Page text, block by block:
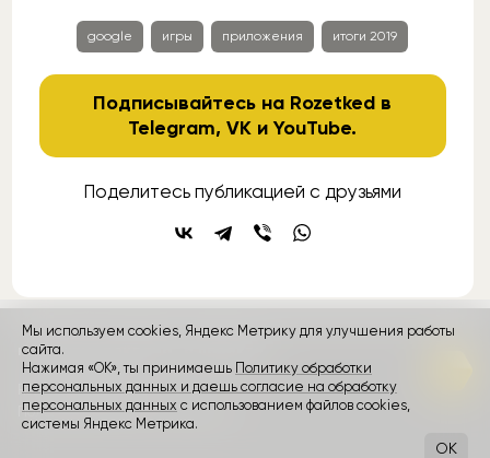
google игры приложения итоги 2019
Подписывайтесь на Rozetked в
Telegram,VK иYouTube.
Поделитесь публикацией с друзьями
контакты
Rozetked © 2026
Пользовательское соглашение
Мы используем cookies, Яндекс Метрику для улучшения работы
сайта.
Нажимая «ОК», ты принимаешь Политику обработки
персональных данных и даешь согласие на обработку
персональных данных с использованием файлов cookies,
системы Яндекс Метрика.
OK